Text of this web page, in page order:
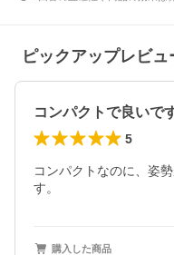
ピックアップレビュ
コンパクトで良いで
5
コンパクトなのに、姿
す。
購入した商品